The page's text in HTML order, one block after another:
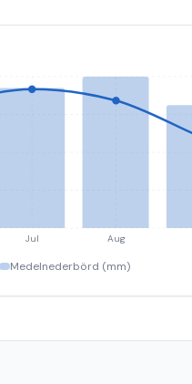
Jul Aug
Medelnederbörd (mm)